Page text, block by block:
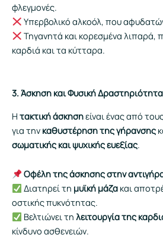
φλεγμονές.
Υπερβολικό αλκοόλ, που
Τηγανητά και κορεσμένα λιπαρά,
καρδιά και τα κύτταρα.
3. Άσκηση και Φυσική Δραστηριότητα
Η τακτική άσκησηείναι ένας από
για την καθυστέρηση της γήρανσης
σωματικής και ψυχικής ευεξίας.
Οφέλη της άσκησης στην
Διατηρεί τη μυϊκή μάζακαι
οστικής πυκνότητας.
Βελτιώνει τη λειτουργία της
κίνδυνο ασθενειών.